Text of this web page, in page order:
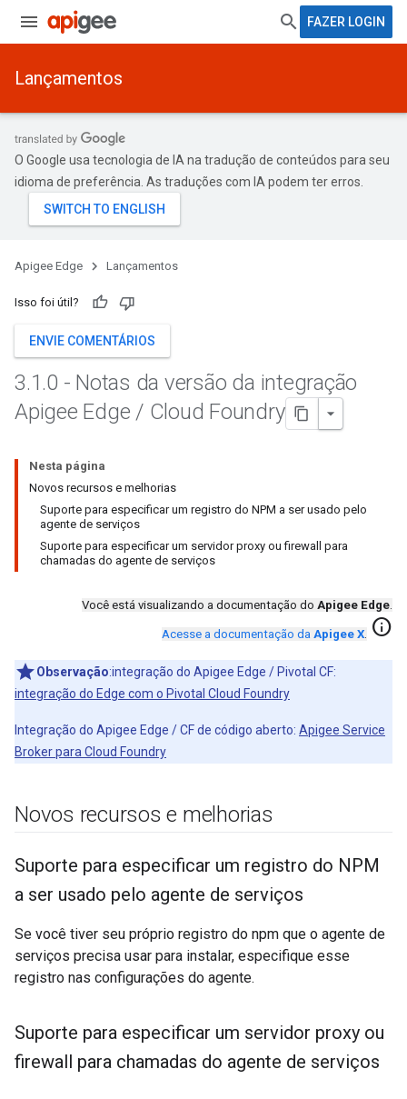
FAZER LOGIN
Lançamentos
O Google usa tecnologia de IA na tradução de conteúdos para seu
idioma de preferência. As traduções com IA podem ter erros.
Apigee Edge Lançamentos
Isso foi útil?
ENVIE COMENTÁRIOS
3.1.0 - Notas da versão da integração
Apigee Edge / Cloud Foundry
Nesta página
Novos recursos e melhorias
Suporte para especificar um registro do NPM a ser usado pelo
agente de serviços
Suporte para especificar um servidor proxy ou firewall para
chamadas do agente de serviços
Você está visualizando a documentação do Apigee Edge.
Acesse a documentação da Apigee X. info
Observação:integração do Apigee Edge / Pivotal CF:
integração do Edge com o Pivotal Cloud Foundry
Integração do Apigee Edge / CF de código aberto: Apigee Service
Broker para Cloud Foundry
Novos recursos e melhorias
Suporte para especificar um registro do NPM
a ser usado pelo agente de serviços
Se você tiver seu próprio registro do npm que o agente de
serviços precisa usar para instalar, especifique esse
registro nas configurações do agente.
Suporte para especificar um servidor proxy ou
firewall para chamadas do agente de serviços